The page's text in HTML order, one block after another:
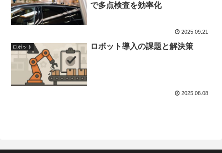
で多点検査を効率化
2025.09.21
ロボット ロボット導入の課題と解決策
2025.08.08